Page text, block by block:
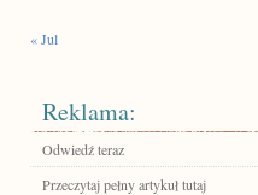
« Jul
Reklama:
Odwiedź teraz
Przeczytaj pełny artykuł tutaj